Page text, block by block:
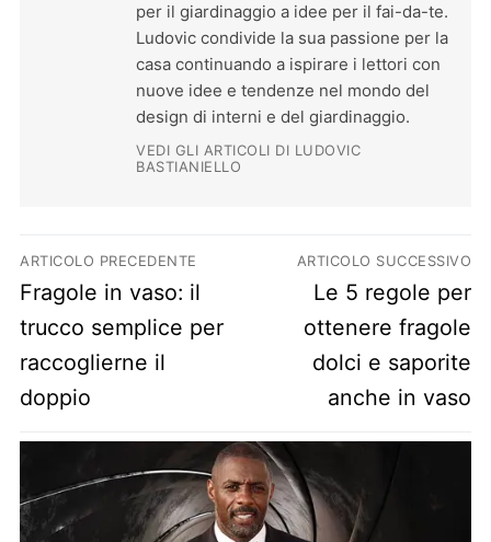
per il giardinaggio a idee per il fai-da-te.
Ludovic condivide la sua passione per la
casa continuando a ispirare i lettori con
nuove idee e tendenze nel mondo del
design di interni e del giardinaggio.
VEDI GLI ARTICOLI DI LUDOVIC
BASTIANIELLO
Navigazione articoli
ARTICOLO PRECEDENTE
Previous post:
Fragole in vaso: il
trucco semplice per
raccoglierne il
doppio
ARTICOLO SUCCESSIVO
Next post:
Le 5 regole per
ottenere fragole
dolci e saporite
anche in vaso